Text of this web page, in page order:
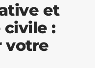
et
civile :
votre